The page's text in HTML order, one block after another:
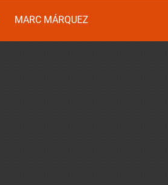
MARC MÁRQUEZ